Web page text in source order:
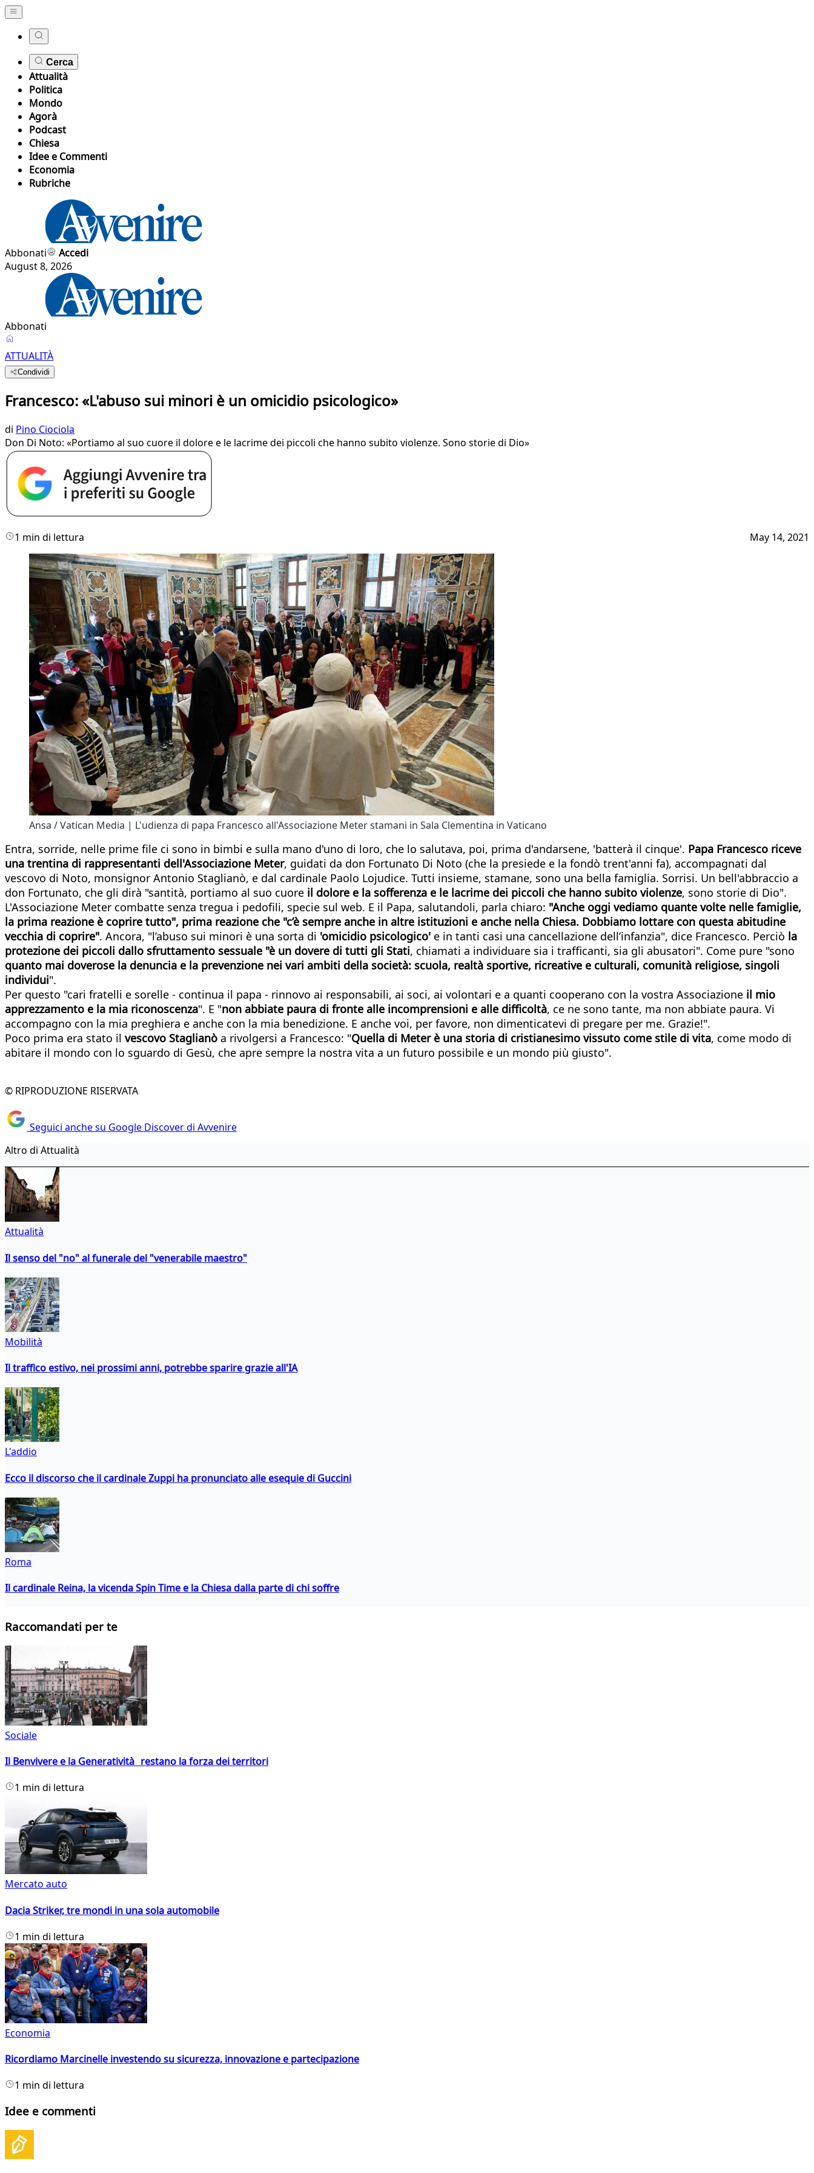
Cerca
Attualità
Politica
Mondo
Agorà
Podcast
Chiesa
Idee e Commenti
Economia
Rubriche
Abbonati
Accedi
August 8, 2026
Abbonati
ATTUALITÀ
Condividi
Francesco: «L'abuso sui minori è un omicidio psicologico»
di Pino Ciociola
Don Di Noto: «Portiamo al suo cuore il dolore e le lacrime dei piccoli che hanno subito violenze. Sono storie di Dio»
1 min di lettura May 14, 2021
Ansa / Vatican Media | L'udienza di papa Francesco all'Associazione Meter stamani in Sala Clementina in Vaticano
Entra, sorride, nelle prime file ci sono in bimbi e sulla mano d'uno di loro, che lo salutava, poi, prima d'andarsene, 'batterà il cinque'. Papa Francesco riceve
una trentina di rappresentanti dell'Associazione Meter, guidati da don Fortunato Di Noto (che la presiede e la fondò trent'anni fa), accompagnati dal
vescovo di Noto, monsignor Antonio Staglianò, e dal cardinale Paolo Lojudice. Tutti insieme, stamane, sono una bella famiglia. Sorrisi. Un bell'abbraccio a
don Fortunato, che gli dirà "santità, portiamo al suo cuore il dolore e la sofferenza e le lacrime dei piccoli che hanno subito violenze, sono storie di Dio".
L'Associazione Meter combatte senza tregua i pedofili, specie sul web. E il Papa, salutandoli, parla chiaro: "Anche oggi vediamo quante volte nelle famiglie,
la prima reazione è coprire tutto", prima reazione che "c’è sempre anche in altre istituzioni e anche nella Chiesa. Dobbiamo lottare con questa abitudine
vecchia di coprire". Ancora, "l’abuso sui minori è una sorta di 'omicidio psicologico' e in tanti casi una cancellazione dell’infanzia", dice Francesco. Perciò la
protezione dei piccoli dallo sfruttamento sessuale "è un dovere di tutti gli Stati, chiamati a individuare sia i trafficanti, sia gli abusatori". Come pure "sono
quanto mai doverose la denuncia e la prevenzione nei vari ambiti della società: scuola, realtà sportive, ricreative e culturali, comunità religiose, singoli
individui".
Per questo "cari fratelli e sorelle - continua il papa - rinnovo ai responsabili, ai soci, ai volontari e a quanti cooperano con la vostra Associazione il mio
apprezzamento e la mia riconoscenza". E "non abbiate paura di fronte alle incomprensioni e alle difficoltà, ce ne sono tante, ma non abbiate paura. Vi
accompagno con la mia preghiera e anche con la mia benedizione. E anche voi, per favore, non dimenticatevi di pregare per me. Grazie!".
Poco prima era stato il vescovo Staglianò a rivolgersi a Francesco: "Quella di Meter è una storia di cristianesimo vissuto come stile di vita, come modo di
abitare il mondo con lo sguardo di Gesù, che apre sempre la nostra vita a un futuro possibile e un mondo più giusto".
© RIPRODUZIONE RISERVATA
Seguici anche su Google Discover di Avvenire
Altro di Attualità
Attualità
Il senso del "no" al funerale del "venerabile maestro"
Mobilità
Il traffico estivo, nei prossimi anni, potrebbe sparire grazie all'IA
L'addio
Ecco il discorso che il cardinale Zuppi ha pronunciato alle esequie di Guccini
Roma
Il cardinale Reina, la vicenda Spin Time e la Chiesa dalla parte di chi soffre
Raccomandati per te
Sociale
Il Benvivere e la Generatività restano la forza dei territori
1 min di lettura
Mercato auto
Dacia Striker, tre mondi in una sola automobile
1 min di lettura
Economia
Ricordiamo Marcinelle investendo su sicurezza, innovazione e partecipazione
1 min di lettura
Idee e commenti